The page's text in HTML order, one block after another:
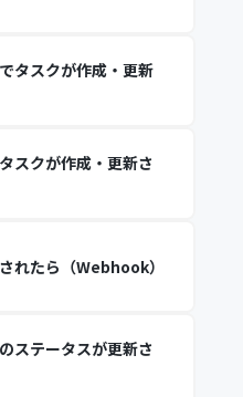
タスクが作成・更新
スクが作成・更新さ
れたら（Webhook）
ステータスが更新さ